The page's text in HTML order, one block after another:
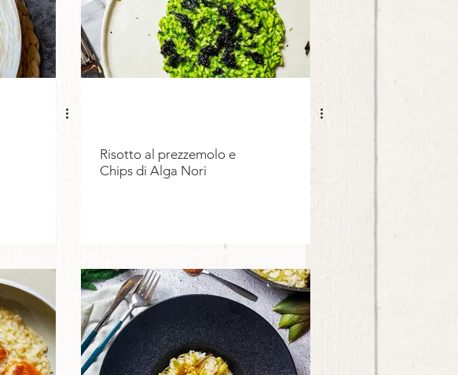
Risotto al prezzemolo e
Chips di Alga Nori